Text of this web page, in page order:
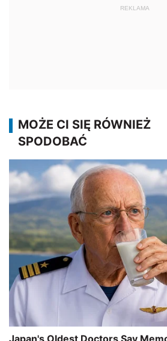
REKLAMA